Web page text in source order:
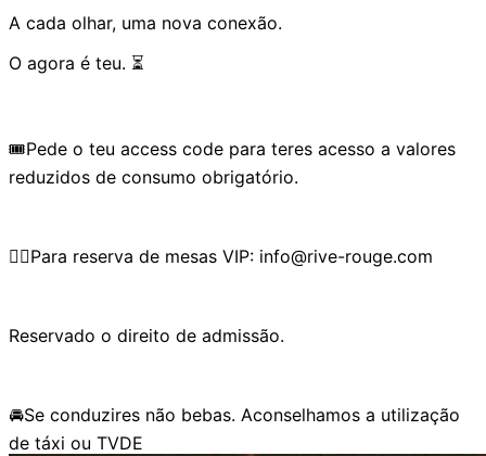
A cada olhar, uma nova conexão.
O agora é teu. ⏳
🎟️Pede o teu access code para teres acesso a valores
reduzidos de consumo obrigatório.
👉🏼Para reserva de mesas VIP: info@rive-rouge.com
Reservado o direito de admissão.
🚘Se conduzires não bebas. Aconselhamos a utilização
de táxi ou TVDE